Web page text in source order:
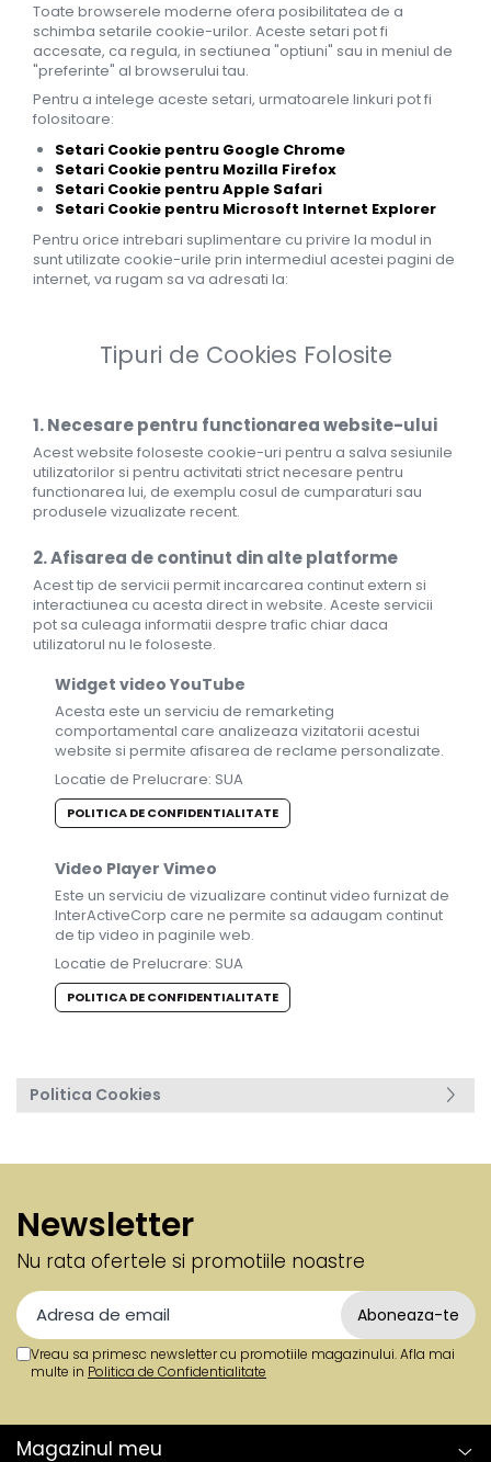
Toate browserele moderne ofera posibilitatea de a
schimba setarile cookie-urilor. Aceste setari pot fi
accesate, ca regula, in sectiunea "optiuni" sau in meniul de
"preferinte" al browserului tau.
Pentru a intelege aceste setari, urmatoarele linkuri pot fi
folositoare:
Setari Cookie pentru Google Chrome
Setari Cookie pentru Mozilla Firefox
Setari Cookie pentru Apple Safari
Setari Cookie pentru Microsoft Internet Explorer
Pentru orice intrebari suplimentare cu privire la modul in
sunt utilizate cookie-urile prin intermediul acestei pagini de
internet, va rugam sa va adresati la:
Tipuri de Cookies Folosite
1. Necesare pentru functionarea website-ului
Acest website foloseste cookie-uri pentru a salva sesiunile
utilizatorilor si pentru activitati strict necesare pentru
functionarea lui, de exemplu cosul de cumparaturi sau
produsele vizualizate recent.
2. Afisarea de continut din alte platforme
Acest tip de servicii permit incarcarea continut extern si
interactiunea cu acesta direct in website. Aceste servicii
pot sa culeaga informatii despre trafic chiar daca
utilizatorul nu le foloseste.
Widget video YouTube
Acesta este un serviciu de remarketing
comportamental care analizeaza vizitatorii acestui
website si permite afisarea de reclame personalizate.
Locatie de Prelucrare: SUA
POLITICA DE CONFIDENTIALITATE
Video Player Vimeo
Este un serviciu de vizualizare continut video furnizat de
InterActiveCorp care ne permite sa adaugam continut
de tip video in paginile web.
Locatie de Prelucrare: SUA
POLITICA DE CONFIDENTIALITATE
Politica Cookies
Newsletter
Nu rata ofertele si promotiile noastre
Vreau sa primesc newsletter cu promotiile magazinului. Afla mai
multe in Politica de Confidentialitate
Magazinul meu